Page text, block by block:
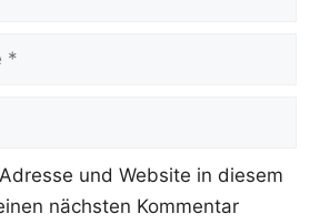
und Website in diesem
nächsten Kommentar